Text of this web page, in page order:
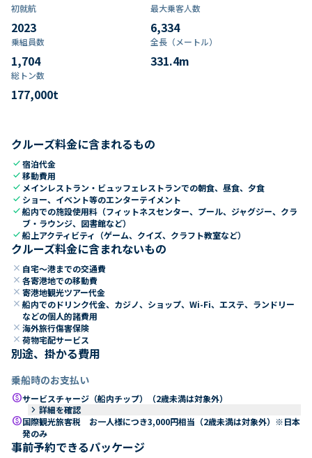
初就航
2023
最大乗客人数
6,334
乗組員数​
1,704
全長（メートル）
331.4m
総トン数​
177,000t
クルーズ料金に含まれるもの
check宿泊代金
check移動費用
check メインレストラン・ビュッフェレストランでの朝食、昼食、夕食
check ショー、イベント等のエンターテイメント
check船内での施設使用料（フィットネスセンター、プール、ジャグジー、クラ
ブ・ラウンジ、図書館など）
check船上アクティビティ（ゲーム、クイズ、クラフト教室など）
クルーズ料金に含まれないもの
close 自宅～港までの交通費
close 各寄港地での移動費
close 寄港地観光ツアー代金
close 船内でのドリンク代金、カジノ、ショップ、Wi-Fi、エステ、ランドリー
などの個人的諸費用
close 海外旅行傷害保険
close 荷物宅配サービス
別途、掛かる費用
乗船時のお支払い
paidサービスチャージ（船内チップ）（2歳未満は対象外）
keyboard_arrow_right 詳細を確認
paid国際観光旅客税 お一人様につき3,000円相当（2歳未満は対象外）※日本
発のみ
事前予約できるパッケージ